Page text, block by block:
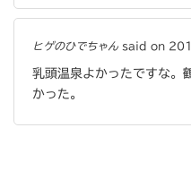
ヒゲのひでちゃん said on
乳頭温泉よかったですな。
かった。